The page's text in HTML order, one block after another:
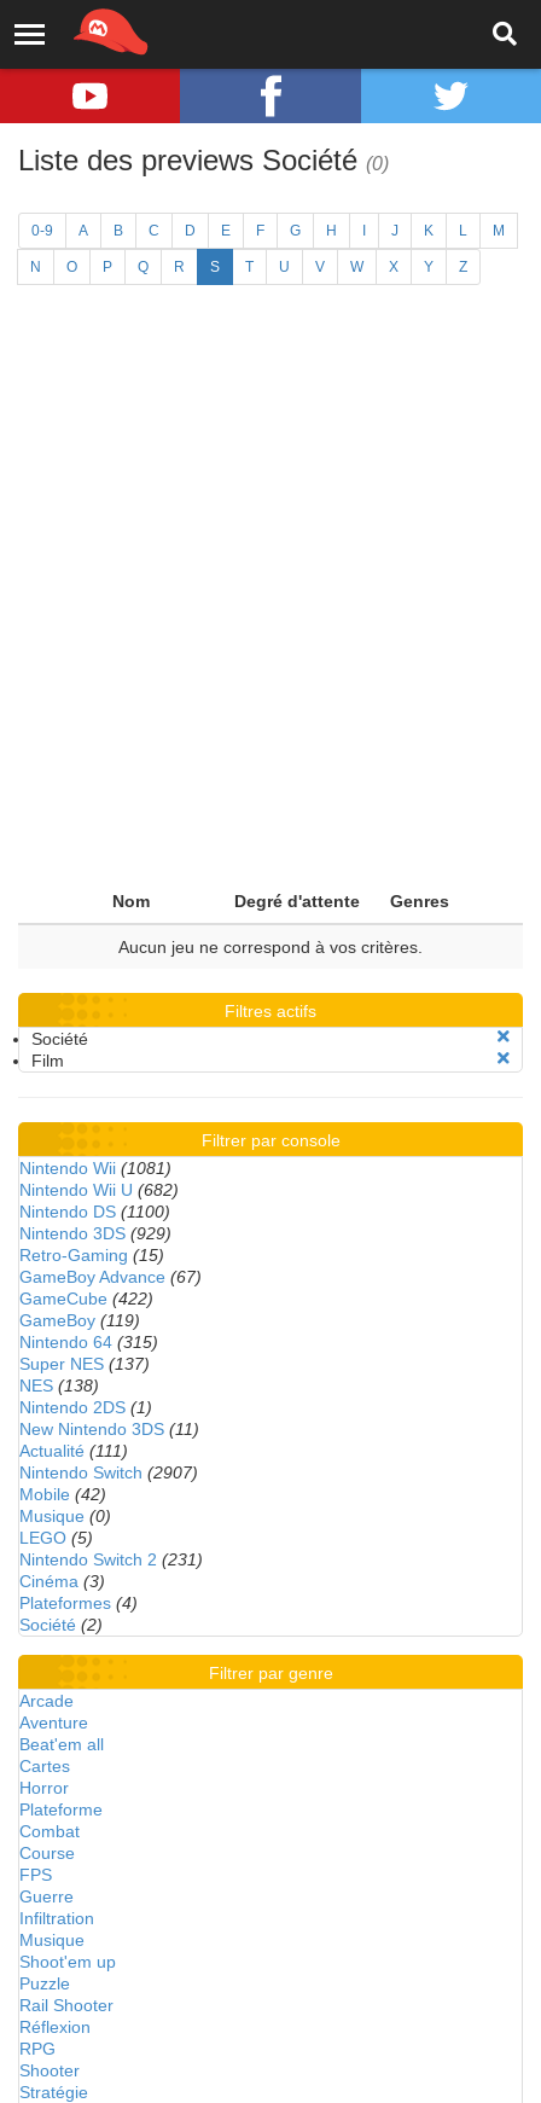
Liste des previews Société (0)
0-9 A B C D E F G H J K L M
N O P Q R S T U V W X Y Z
Nom Degré d'attente Genres
Aucun jeu ne correspond à vos critères.
Filtres actifs
Société
Film
Filtrer par console
Nintendo Wii (1081)
Nintendo Wii U (682)
Nintendo DS (1100)
Nintendo 3DS (929)
Retro-Gaming (15)
GameBoy Advance (67)
GameCube (422)
GameBoy (119)
Nintendo 64 (315)
Super NES (137)
NES (138)
Nintendo 2DS (1)
New Nintendo 3DS (11)
Actualité (111)
Nintendo Switch (2907)
Mobile (42)
Musique (0)
LEGO (5)
Nintendo Switch 2 (231)
Cinéma (3)
Plateformes (4)
Société (2)
Filtrer par genre
Arcade
Aventure
Beat'em all
Cartes
Horror
Plateforme
Combat
Course
FPS
Guerre
Infiltration
Musique
Shoot'em up
Puzzle
Rail Shooter
Réflexion
RPG
Shooter
Stratégie